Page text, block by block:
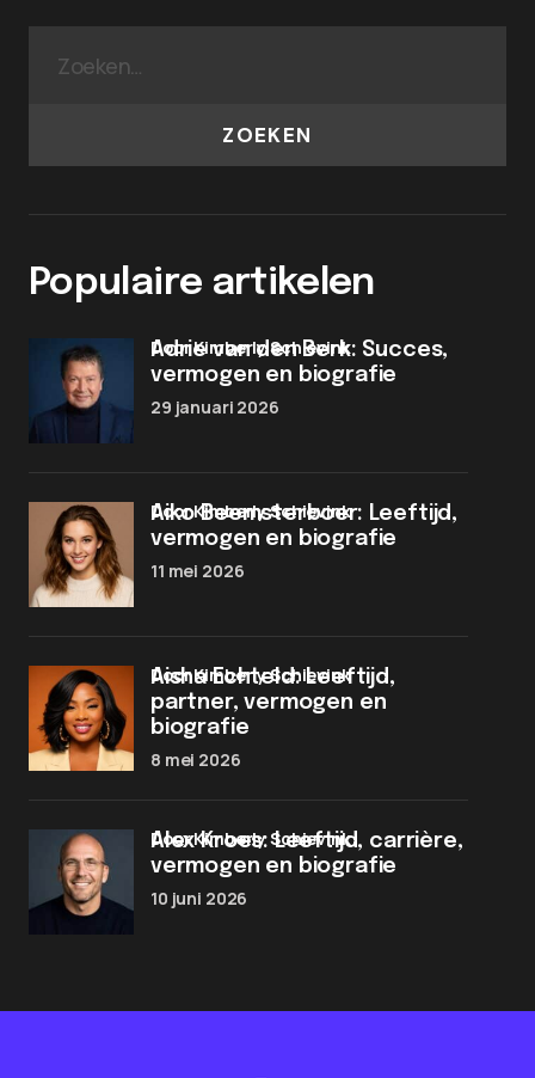
ZOEKEN
Populaire artikelen
Adrie van den Berk: Succes,
vermogen en biografie
door Kimberly Schievink
29 januari 2026
Aiko Beemsterboer: Leeftijd,
vermogen en biografie
door Kimberly Schievink
11 mei 2026
Aisha Echteld: Leeftijd,
partner, vermogen en
biografie
door Kimberly Schievink
8 mei 2026
Alex Kroes: Leeftijd, carrière,
vermogen en biografie
door Kimberly Schievink
10 juni 2026